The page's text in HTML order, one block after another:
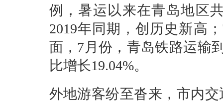
例，暑运以来在青岛地区
2019年同期，创历史新高
面，7月份，青岛铁路运输
比增长19.04%。
外地游客纷至沓来，市内